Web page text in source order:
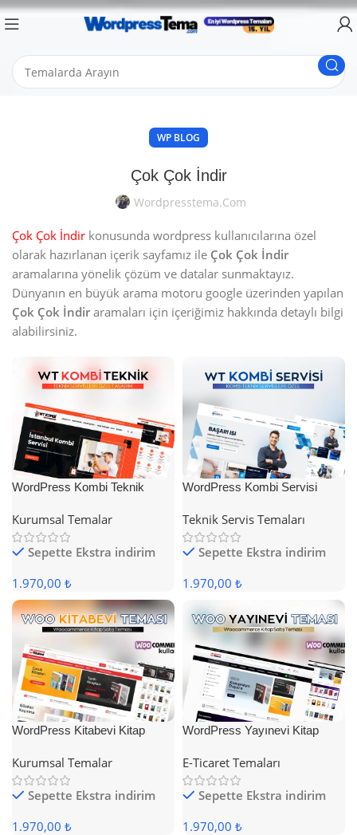
WP BLOG
Çok Çok İndir
Wordpresstema.com
Çok Çok İndir konusunda wordpress kullanıcılarına özel
olarak hazırlanan içerik sayfamız ile Çok Çok İndir
aramalarına yönelik çözüm ve datalar sunmaktayız.
Dünyanın en büyük arama motoru google üzerinden yapılan
Çok Çok İndir aramaları için içeriğimiz hakkında detaylı bilgi
alabilirsiniz.
WordPress Kombi Teknik
Kurumsal Temalar
Sepette Ekstra indirim
1.970,00 ₺
WordPress Kombi Servisi
Teknik Servis Temaları
Sepette Ekstra indirim
1.970,00 ₺
WordPress Kitabevi Kitap
Kurumsal Temalar
Sepette Ekstra indirim
1.970,00 ₺
WordPress Yayınevi Kitap
E-Ticaret Temaları
Sepette Ekstra indirim
1.970,00 ₺